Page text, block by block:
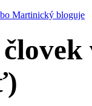
Martinický bloguje